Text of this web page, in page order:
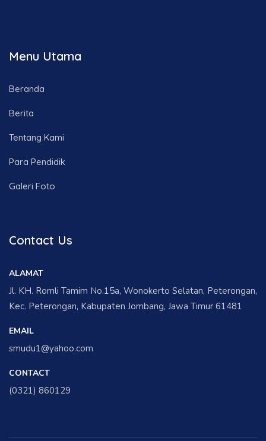
Menu Utama
Beranda
Berita
Tentang Kami
Para Pendidik
Galeri Foto
Contact Us
ALAMAT
Jl. KH. Romli Tamim No.15a, Wonokerto Selatan, Peterongan,
Kec. Peterongan, Kabupaten Jombang, Jawa Timur 61481
EMAIL
smudu1@yahoo.com
CONTACT
(0321) 860129